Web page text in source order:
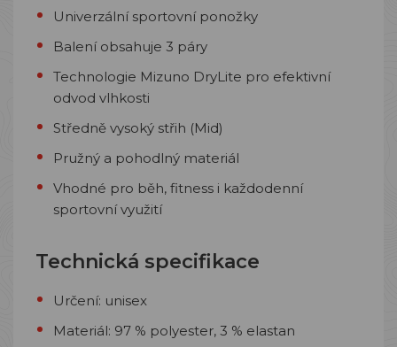
Univerzální sportovní ponožky
Balení obsahuje 3 páry
Technologie Mizuno DryLite pro efektivní
odvod vlhkosti
Středně vysoký střih (Mid)
Pružný a pohodlný materiál
Vhodné pro běh, fitness i každodenní
sportovní využití
Technická specifikace
Určení: unisex
Materiál: 97 % polyester, 3 % elastan